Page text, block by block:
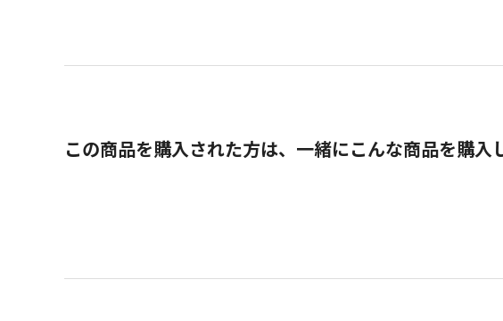
この商品を購入された方は、一緒にこんな商品を購入